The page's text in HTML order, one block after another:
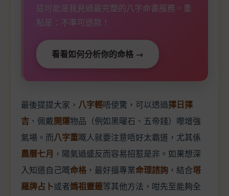
這可能是我見過最完整的八字命書服務。重
點是：不準可退款！
看看如何分析你的命格 →
最後提提大家， 八字輕唔使驚，可以透過擇日擇
吉 、佩戴開運物品（例如黑曜石、五帝錢）嚟增強
氣場。而八字重嘅人就要注意唔好太霸道，尤其係
農曆七月 ，陽氣過盛反而容易招惹是非。如果想深
入知道自己嘅命格 ，最好搵專業命理諮詢 ，結合塔
羅牌占卜或者媽祖靈籤等其他方法，咁先至能夠全